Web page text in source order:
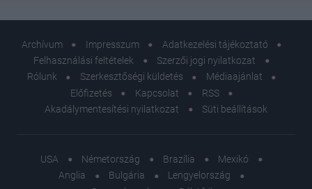
Archívum Impresszum
Adatkezelési tájékoztató
Felhasználási feltételek
Szerzői jogi nyilatkozat
Rólunk
Szerkesztőségi küldetés
Médiaajánlat
Előfizetés
Kapcsolat
RSS
Akadálymentesítési nyilatkozat
Süti beállítások
USA Németország Brazília
Mexikó
Anglia
Bulgária
Lengyelország